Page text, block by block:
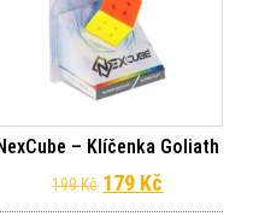
149 Kč.
je: 134 Kč.
– Klíčenka Goliath
199Kč Původní cena
179 Kč